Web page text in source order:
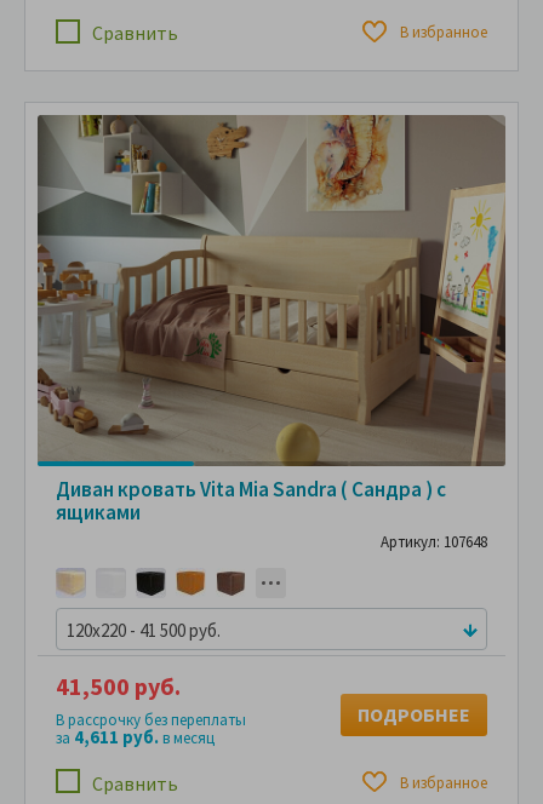
Сравнить В избранное
Диван кровать Vita Mia Sandra ( Сандра ) с
ящиками
Артикул: 107648
120x220 - 41 500 руб.
Сравнить В избранное
41,500 руб.
В рассрочку без переплаты
за 4,611 руб.в месяц
ПОДРОБНЕЕ